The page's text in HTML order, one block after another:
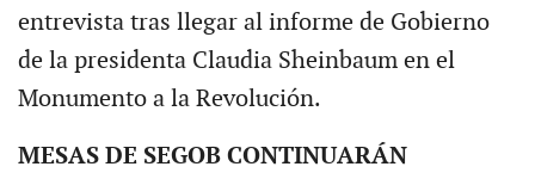
entrevista tras llegar al informe de Gobierno
de la presidenta Claudia Sheinbaum en el
Monumento a la Revolución.
MESAS DE SEGOB CONTINUARÁN